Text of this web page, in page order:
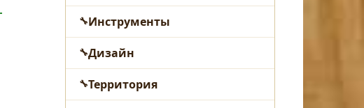
Инструменты
Дизайн
Территория